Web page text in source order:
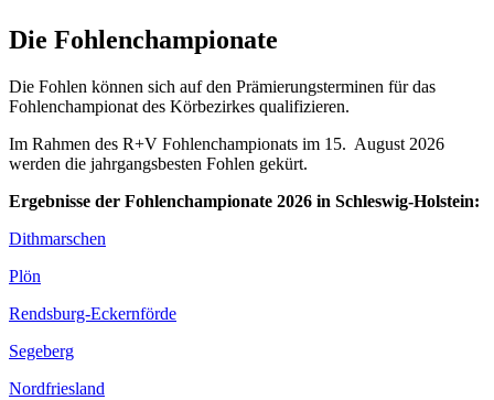
Die Fohlenchampionate
Die Fohlen können sich auf den Prämierungsterminen für das
Fohlenchampionat des Körbezirkes qualifizieren.
Im Rahmen des R+V Fohlenchampionats im 15. August 2026
werden die jahrgangsbesten Fohlen gekürt.
Ergebnisse der Fohlenchampionate 2026 in Schleswig-Holstein:
Dithmarschen
Plön
Rendsburg-Eckernförde
Segeberg
Nordfriesland